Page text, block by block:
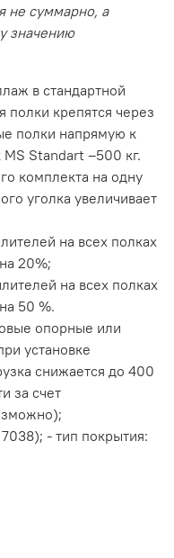
не суммарно, а
значению
в стандартной
полки крепятся через
полки напрямую к
Standart –500 кг.
комплекта на одну
уголка увеличивает
на всех полках
20%;
на всех полках
50 %.
опорные или
установке
снижается до 400
за счет
- тип покрытия: